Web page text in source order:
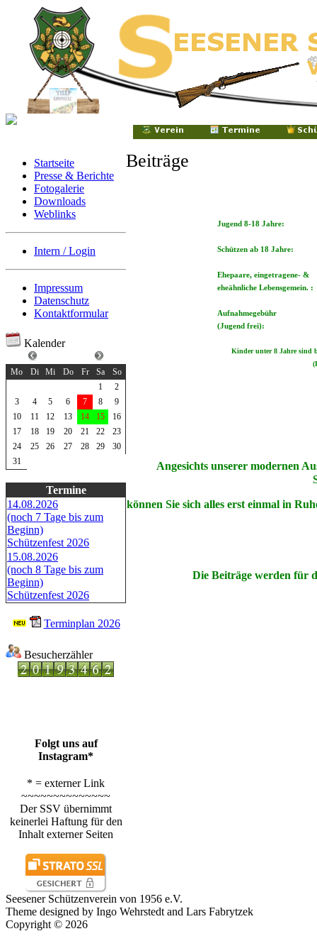
Startseite
Presse & Berichte
Fotogalerie
Downloads
Weblinks
Intern / Login
Impressum
Datenschutz
Kontaktformular
Kalender
Mo
Di Mi Do Fr Sa
So
1
2
3
4 5 6 7 8
9
10
11 12 13 14 15
16
17
18 19 20 21 22
23
24
25 26 27 28 29
30
31
Termine
14.08.2026
(noch 7 Tage bis zum
Beginn)
Schützenfest 2026
15.08.2026
(noch 8 Tage bis zum
Beginn)
Schützenfest 2026
Terminplan 2026
Besucherzähler
Folgt uns auf
Instagram*
* = externer Link
~~~~~~~~~~~~~~
Der SSV übernimmt
keinerlei Haftung für den
Inhalt externer Seiten
Beiträge
Jugend 8-18 Jahre:
Schützen ab 18 Jahre:
Ehepaare, eingetragene- &
eheähnliche Lebensgemein. :
Aufnahmegebühr
(Jugend frei):
Kinder unter 8 Jahre sind
Angesichts unserer modernen
können Sie sich alles erst einmal in
Die Beiträge werden für
Seesener Schützenverein von 1956 e.V.
Theme designed by Ingo Wehrstedt and Lars Fabrytzek
Copyright © 2026